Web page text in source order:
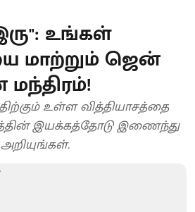
உங்கள்
மாற்றும் ஜென்
மந்திரம்!
உள்ள வித்தியாசத்தை
இயக்கத்தோடு இணைந்து